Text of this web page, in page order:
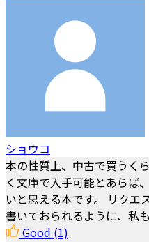
ショウコ
本の性質上、中古で買うく
く文庫で入手可能とあらば
いと思える本です。 リクエ
書いておられるように、私
Good (1)